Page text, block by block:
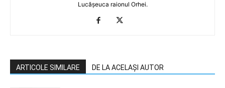
Lucășeuca raionul Orhei.
ARTICOLE SIMILARE DE LA ACELAȘI AUTOR